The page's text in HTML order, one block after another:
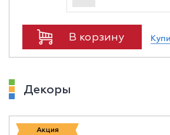
В корзину
Декоры
Акция